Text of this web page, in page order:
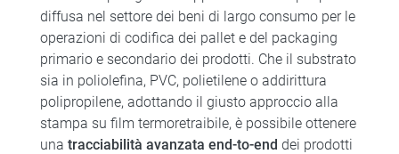
diffusa nel settore dei beni di largo consumo per le
operazioni di codifica dei pallet e del packaging
primario e secondario dei prodotti. Che il substrato
sia in poliolefina, PVC, polietilene o addirittura
polipropilene, adottando il giusto approccio alla
stampa su film termoretraibile, è possibile ottenere
una tracciabilità avanzata end-to-end dei prodotti